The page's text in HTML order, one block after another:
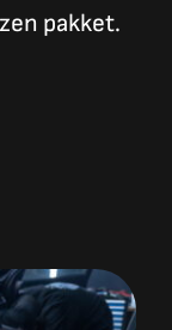
pakket.